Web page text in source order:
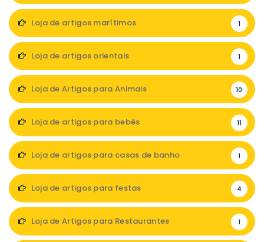
Loja de artigos marítimos 1
Loja de artigos orientais 1
Loja de Artigos para Animais 10
Loja de artigos para bebés 11
Loja de artigos para casas de banho 1
Loja de artigos para festas 4
Loja de Artigos para Restaurantes 1